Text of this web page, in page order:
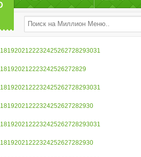
1819202122232425262728293031
181920212223242526272829
1819202122232425262728293031
18192021222324252627282930
1819202122232425262728293031
18192021222324252627282930